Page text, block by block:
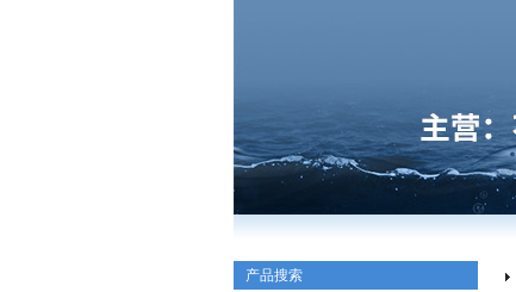
产品搜索